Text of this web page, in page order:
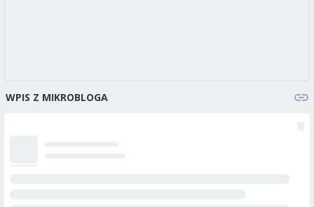
WPIS Z MIKROBLOGA